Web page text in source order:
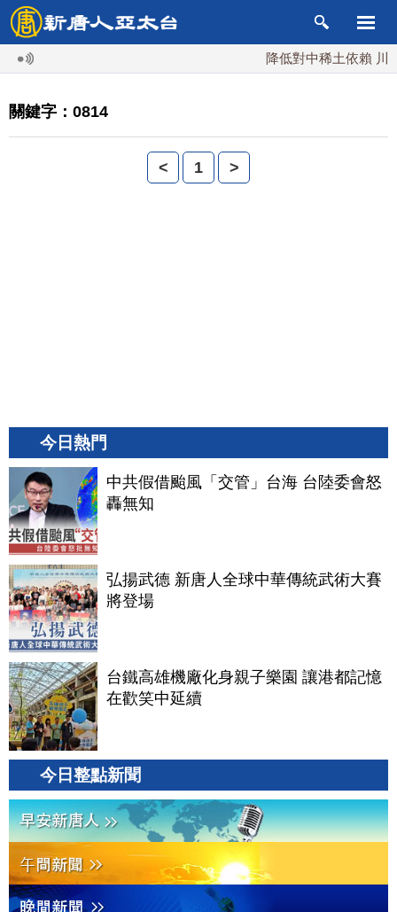
降低對中稀土依賴 川
關鍵字：0814
< 1 >
今日熱門
中共假借颱風「交管」台海 台陸委會怒
轟無知
弘揚武德 新唐人全球中華傳統武術大賽
將登場
台鐵高雄機廠化身親子樂園 讓港都記憶
在歡笑中延續
今日整點新聞